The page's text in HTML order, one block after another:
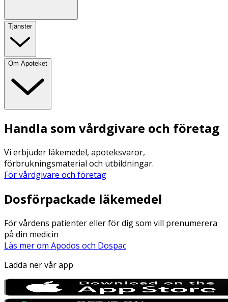
Tjänster
Om Apoteket
Handla som vårdgivare och företag
Vi erbjuder läkemedel, apoteksvaror,
förbrukningsmaterial och utbildningar.
För vårdgivare och företag
Dosförpackade läkemedel
För vårdens patienter eller för dig som vill prenumerera
på din medicin
Läs mer om Apodos och Dospac
Ladda ner vår app